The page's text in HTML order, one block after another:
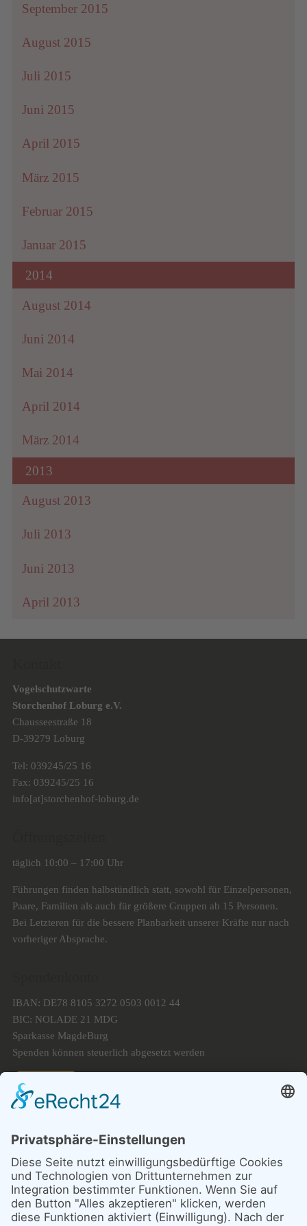
September 2015
August 2015
Juli 2015
Juni 2015
April 2015
März 2015
Februar 2015
Januar 2015
2014
August 2014
Juni 2014
Mai 2014
April 2014
März 2014
2013
August 2013
Juli 2013
Juni 2013
April 2013
Vogelschutzwarte
Storchenhof Loburg e.V.
Chausseestraße 18
D-39279 Loburg
Tel: 039245/25 16
Fax: 039245/25 16
info[at]storchenhof-loburg.de
täglich 10:00 – 17:00 Uhr
Führungen finden halbstündlich statt, sowohl für Einzelpersonen,
Paare, Familien als auch für größere Gruppen ab 15 Personen.
Bei Letzteren für die bessere Planbarkeit unserer Kräfte nur nach
vorheriger Absprache.
IBAN: DE78 8105 3272 0503 0012 44
BIC: NOLADE 21 MDG
Sparkasse MagdeBurg
Spenden können steuerlich abgesetzt werden
© 1987 – 2025
Storchenhof Loburg e.V.
Alle Rechte vorbehalten.